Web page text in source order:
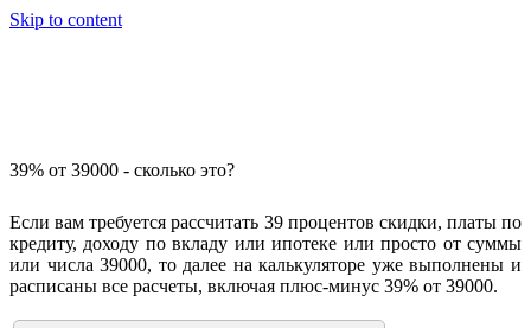
Skip to content
39% от 39000 - сколько это?
Если вам требуется рассчитать 39 процентов скидки, платы по
кредиту, доходу по вкладу или ипотеке или просто от суммы
или числа 39000, то далее на калькуляторе уже выполнены и
расписаны все расчеты, включая плюс-минус 39% от 39000.